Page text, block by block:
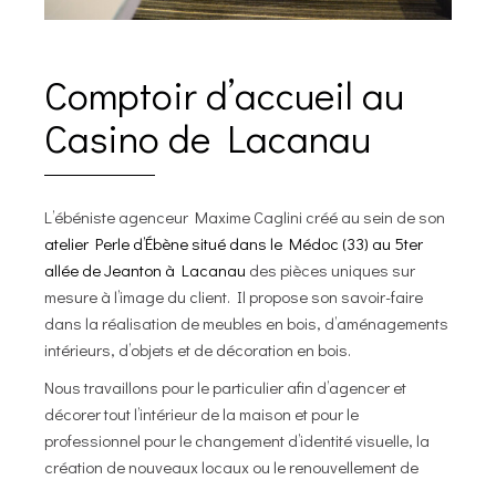
Comptoir d’accueil au
Casino de Lacanau
L’ébéniste agenceur Maxime Caglini créé au sein de son
atelier Perle d’Ébène situé dans le Médoc (33) au 5ter
allée de Jeanton à Lacanau des pièces uniques sur
mesure à l’image du client. Il propose son savoir-faire
dans la réalisation de meubles en bois, d’aménagements
intérieurs, d’objets et de décoration en bois.
Nous travaillons pour le particulier afin d’agencer et
décorer tout l’intérieur de la maison et pour le
professionnel pour le changement d’identité visuelle, la
création de nouveaux locaux ou le renouvellement de